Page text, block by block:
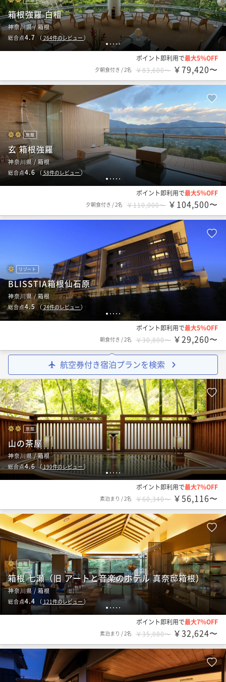
1 2 345
箱根強羅 白檀
神奈川県 / 箱根
総合点4.7（ 264件のレビュー）
ポイント即利用で最大5％OFF
夕朝食付き /2名 ￥83,600〜 ￥79,420〜
1 2 3 4 5
旅館
玄 箱根強羅
神奈川県 / 箱根
総合点4.6（ 58件のレビュー）
ポイント即利用で最大5％OFF
夕朝食付き /2名 ￥110,000〜 ￥104,500〜
1 2 3 4 5
リゾート
BLISSTIA箱根仙石原
神奈川県 / 箱根
総合点4.5（24件のレビュー ）
ポイント即利用で最大5％OFF
朝食付き /2名 ￥30,800〜 ￥29,260〜
航空券付き宿泊プランを検索
1 2 3 4 5
旅館
山の茶屋
神奈川県 / 箱根
総合点4.6（190件のレビュー）
ポイント即利用で最大7％OFF
素泊まり /2名 ￥60,340〜 ￥56,116〜
1 2 3 4 5
旅館
箱根 七瀬（旧 アートと音楽のホテル 真奈邸箱根）
神奈川県 / 箱根
総合点4.4 （ 121件のレビュー）
ポイント即利用で最大7％OFF
素泊まり /2名 ￥35,080〜 ￥32,624〜